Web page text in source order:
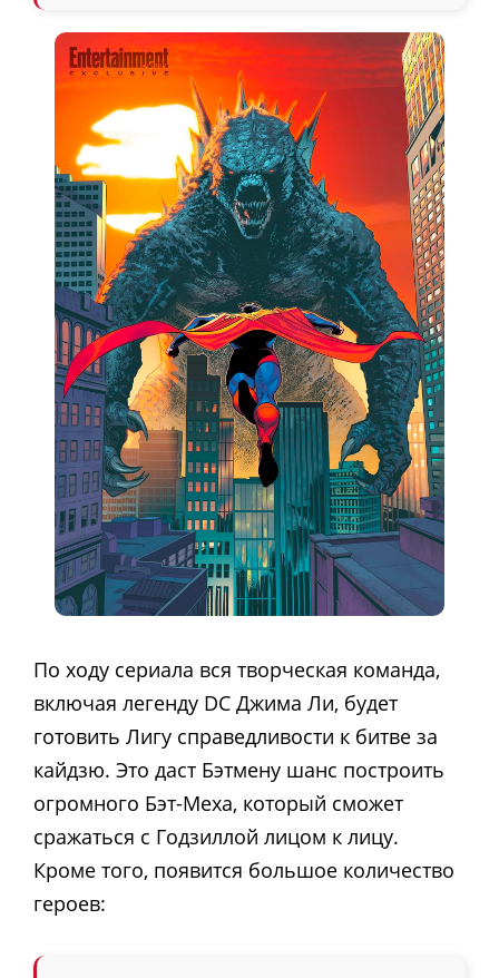
По ходу сериала вся творческая команда,
включая легенду DC Джима Ли, будет
готовить Лигу справедливости к битве за
кайдзю. Это даст Бэтмену шанс построить
огромного Бэт-Меха, который сможет
сражаться с Годзиллой лицом к лицу.
Кроме того, появится большое количество
героев: